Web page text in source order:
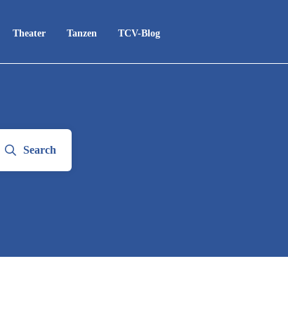
Theater Tanzen TCV-Blog
Search